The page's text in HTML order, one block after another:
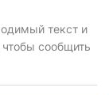
текст и
чтобы сообщить